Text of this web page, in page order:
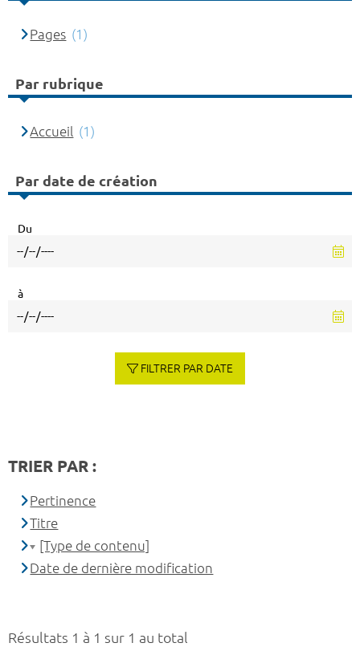
Résultats 1 à 1 sur 1 au total
Pages (1)
Par rubrique
Accueil (1)
Par date de création
Du
à
FILTRER PAR DATE
TRIER PAR :
Pertinence
Titre
[Type de contenu]
Date de dernière modification